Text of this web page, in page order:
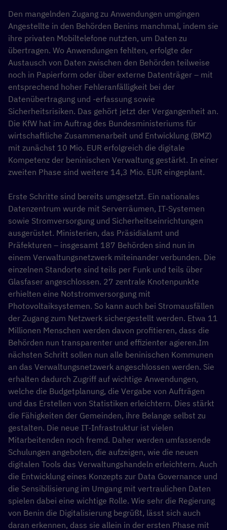
Den mangelnden Zugang zu Anwendungen umgingen
Angestellte in den Behörden Benins manchmal, indem sie
ihre privaten Mobiltelefone nutzten, um Daten zu
übertragen. Wo Anwendungen fehlten, erfolgte der
Austausch von Daten zwischen den Behörden teilweise
noch in Papierform oder über externe Datenträger – mit
entsprechend hoher Fehleranfälligkeit bei der
Datenübertragung und -erfassung sowie
Sicherheitsrisiken. Das gehört jetzt der Vergangenheit an.
Die KfW hat im Auftrag des Bundesministeriums für
wirtschaftliche Zusammenarbeit und Entwicklung (BMZ)
mit zunächst 10 Mio. EUR erfolgreich die digitale
Kompetenz der beninischen Verwaltung gestärkt. In einer
zweiten Phase sind weitere 14,3 Mio. EUR eingeplant.
Erste Schritte sind bereits umgesetzt. Ein nationales
Datenzentrum wurde mit Serverräumen, IT-Systemen
sowie Stromversorgung und Sicherheitseinrichtungen
ausgerüstet. Ministerien, das Präsidialamt und
Präfekturen – insgesamt 187 Behörden sind nun in
einem Verwaltungsnetzwerk miteinander verbunden. Die
einzelnen Standorte sind teils per Funk und teils über
Glasfaser angeschlossen. 27 zentrale Knotenpunkte
erhielten eine Notstromversorgung mit
Photovoltaiksystemen. So kann auch bei Stromausfällen
der Zugang zum Netzwerk sichergestellt werden. Etwa 11
Millionen Menschen werden davon profitieren, dass die
Behörden nun transparenter und effizienter agieren.Im
nächsten Schritt sollen nun alle beninischen Kommunen
an das Verwaltungsnetzwerk angeschlossen werden. Sie
erhalten dadurch Zugriff auf wichtige Anwendungen,
welche die Budgetplanung, die Vergabe von Aufträgen
und das Erstellen von Statistiken erleichtern. Dies stärkt
die Fähigkeiten der Gemeinden, ihre Belange selbst zu
gestalten. Die neue IT-Infrastruktur ist vielen
Mitarbeitenden noch fremd. Daher werden umfassende
Schulungen angeboten, die aufzeigen, wie die neuen
digitalen Tools das Verwaltungshandeln erleichtern. Auch
die Entwicklung eines Konzepts zur Data Governance und
die Sensibilisierung im Umgang mit vertraulichen Daten
spielen dabei eine wichtige Rolle. Wie sehr die Regierung
von Benin die Digitalisierung begrüßt, lässt sich auch
daran erkennen, dass sie allein in der ersten Phase mit